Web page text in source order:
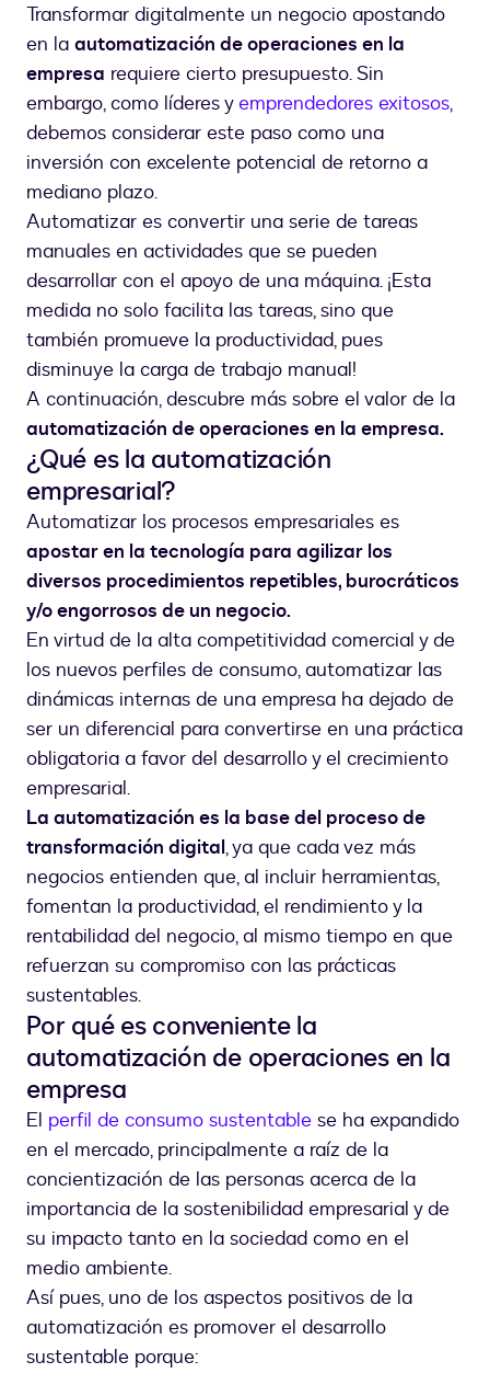
Transformar digitalmente un negocio apostando
en la automatización de operaciones en la
empresa requiere cierto presupuesto. Sin
embargo, como líderes yemprendedores exitosos,
debemos considerar este paso como una
inversión con excelente potencial de retorno a
mediano plazo.
Automatizar es convertir una serie de tareas
manuales en actividades que se pueden
desarrollar con el apoyo de una máquina. ¡Esta
medida no solo facilita las tareas, sino que
también promueve la productividad, pues
disminuye la carga de trabajo manual!
A continuación, descubre más sobre el valor de la
automatización de operaciones en la empresa.
¿Qué es la automatización
empresarial?
Automatizar los procesos empresariales es
apostar en la tecnología para agilizar los
diversos procedimientos repetibles, burocráticos
y/o engorrosos de un negocio.
En virtud de la alta competitividad comercial y de
los nuevos perfiles de consumo, automatizar las
dinámicas internas de una empresa ha dejado de
ser un diferencial para convertirse en una práctica
obligatoria a favor del desarrollo y el crecimiento
empresarial.
La automatización es la base del proceso de
transformación digital, ya que cada vez más
negocios entienden que, al incluir herramientas,
fomentan la productividad, el rendimiento y la
rentabilidad del negocio, al mismo tiempo en que
refuerzan su compromiso con las prácticas
sustentables.
Por qué es conveniente la
automatización de operaciones en la
empresa
El perfil de consumo sustentable se ha expandido
en el mercado, principalmente a raíz de la
concientización de las personas acerca de la
importancia de la sostenibilidad empresarial y de
su impacto tanto en la sociedad como en el
medio ambiente.
Así pues, uno de los aspectos positivos de la
automatización es promover el desarrollo
sustentable porque: